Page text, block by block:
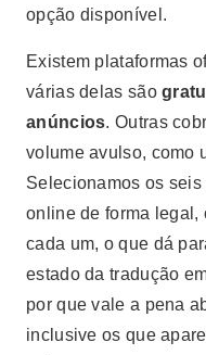
opção disponível.
Existem plataformas
várias delas são
anúncios. Outras
volume avulso, como
Selecionamos os
online de forma legal,
cada um, o que dá
estado da tradução
por que vale a pena
inclusive os que